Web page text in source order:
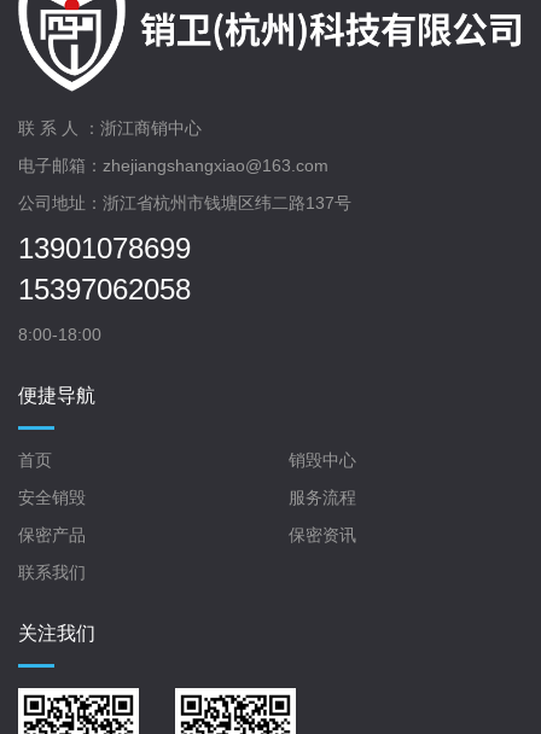
联 系 人 ：浙江商销中心
电子邮箱：zhejiangshangxiao@163.com
公司地址：浙江省杭州市钱塘区纬二路137号
13901078699
15397062058
8:00-18:00
便捷导航
首页
销毁中心
安全销毁
服务流程
保密产品
保密资讯
联系我们
关注我们